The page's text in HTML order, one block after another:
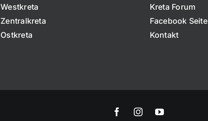
Westkreta
Zentralkreta
Ostkreta
Kreta Forum
Facebook Seite
Kontakt